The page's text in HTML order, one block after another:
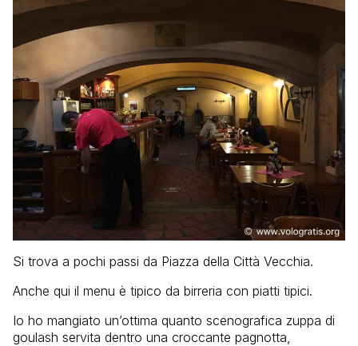
Si trova a pochi passi da Piazza della Città Vecchia.
Anche qui il menu è tipico da birreria con piatti tipici.
Io ho mangiato un’ottima quanto scenografica zuppa di
goulash servita dentro una croccante pagnotta,